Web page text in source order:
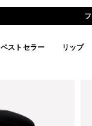
ベストセラー リップ